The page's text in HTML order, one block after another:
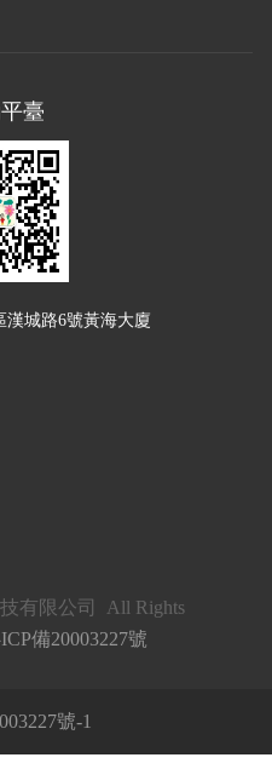
臺
漢城路6號黃海大廈
有限公司 All Rights
備20003227號
號-1